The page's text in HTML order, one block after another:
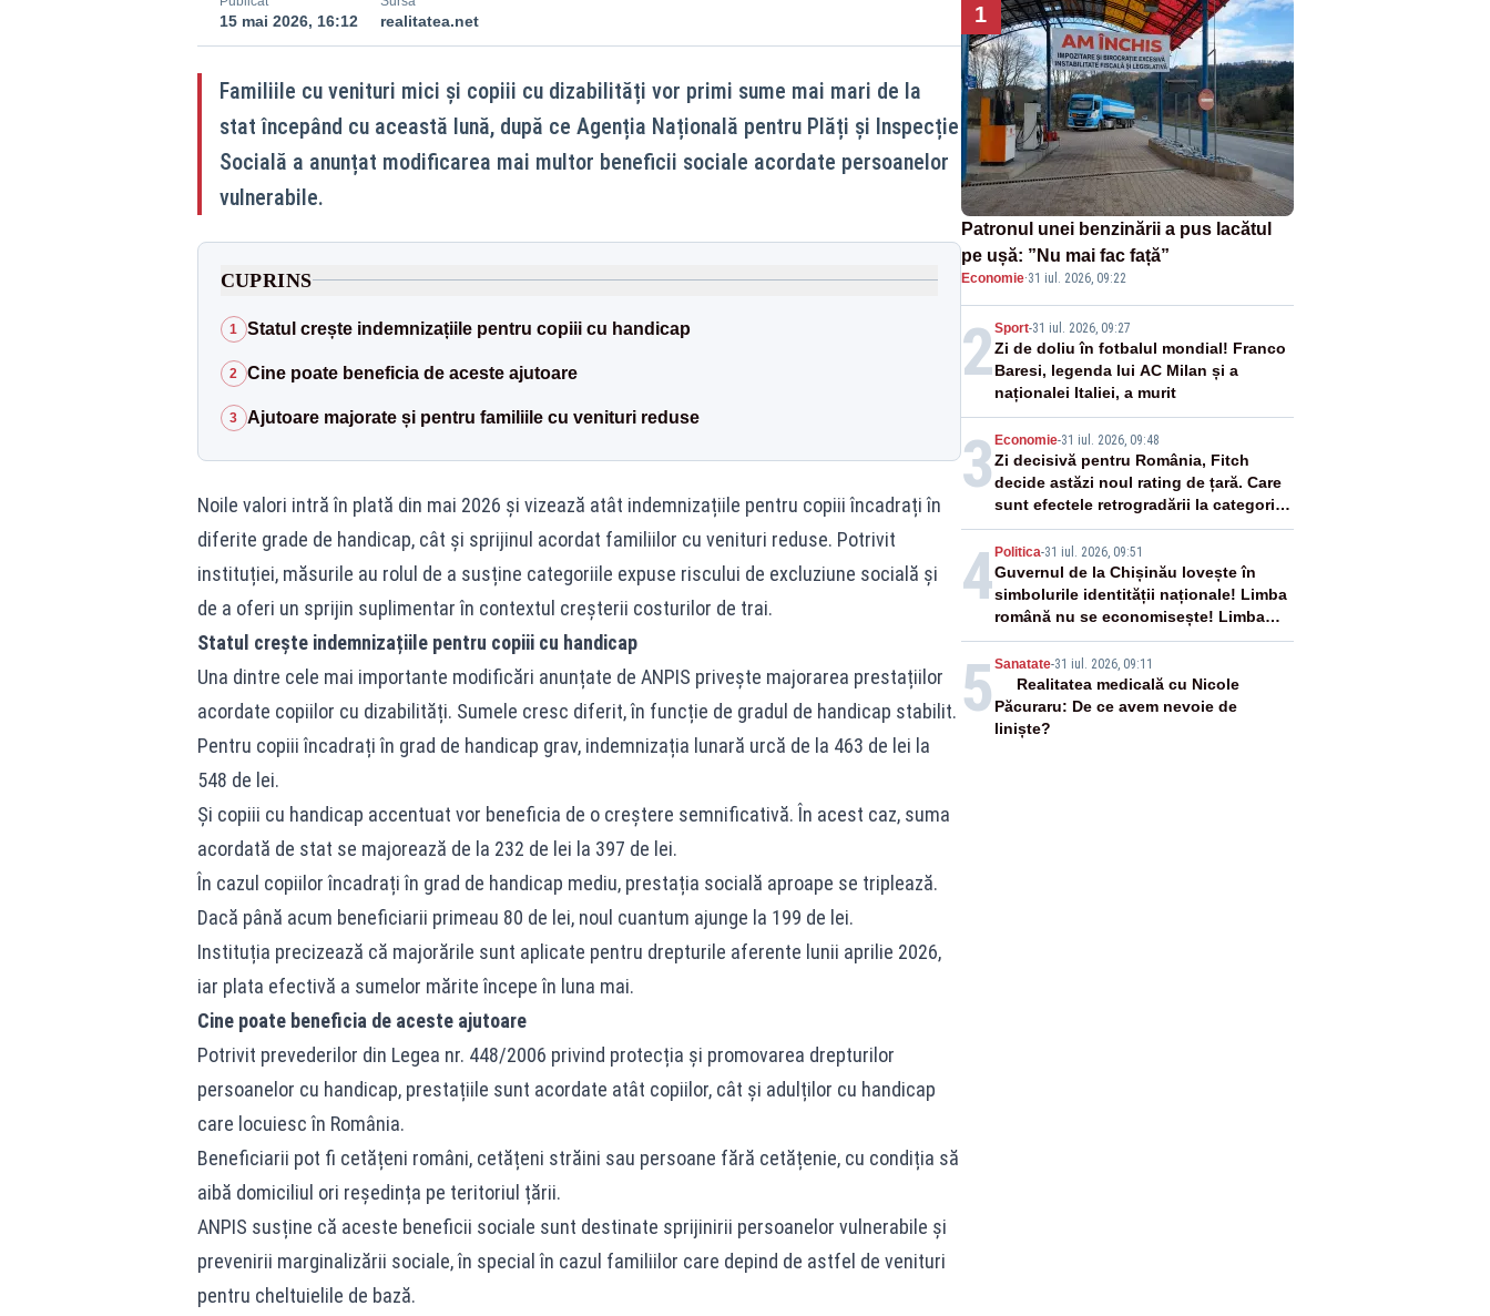
15 mai 2026, 16:12 realitatea.net
Familiile cu venituri mici și copiii cu dizabilități vor primi sume mai mari de la
stat începând cu această lună, după ce Agenția Națională pentru Plăți și Inspecție
Socială a anunțat modificarea mai multor beneficii sociale acordate persoanelor
vulnerabile.
CUPRINS
1 Statul crește indemnizațiile pentru copiii cu handicap
2 Cine poate beneficia de aceste ajutoare
3 Ajutoare majorate și pentru familiile cu venituri reduse
Noile valori intră în plată din mai 2026 și vizează atât indemnizațiile pentru copiii încadrați în
diferite grade de handicap, cât și sprijinul acordat familiilor cu venituri reduse. Potrivit
instituției, măsurile au rolul de a susține categoriile expuse riscului de excluziune socială și
de a oferi un sprijin suplimentar în contextul creșterii costurilor de trai.
Statul crește indemnizațiile pentru copiii cu handicap
Una dintre cele mai importante modificări anunțate de ANPIS privește majorarea prestațiilor
acordate copiilor cu dizabilități. Sumele cresc diferit, în funcție de gradul de handicap stabilit.
Pentru copiii încadrați în grad de handicap grav, indemnizația lunară urcă de la 463 de lei la
548 de lei.
Și copiii cu handicap accentuat vor beneficia de o creștere semnificativă. În acest caz, suma
acordată de stat se majorează de la 232 de lei la 397 de lei.
În cazul copiilor încadrați în grad de handicap mediu, prestația socială aproape se triplează.
Dacă până acum beneficiarii primeau 80 de lei, noul cuantum ajunge la 199 de lei.
Instituția precizează că majorările sunt aplicate pentru drepturile aferente lunii aprilie 2026,
iar plata efectivă a sumelor mărite începe în luna mai.
Cine poate beneficia de aceste ajutoare
Potrivit prevederilor din Legea nr. 448/2006 privind protecția și promovarea drepturilor
persoanelor cu handicap, prestațiile sunt acordate atât copiilor, cât și adulților cu handicap
care locuiesc în România.
Beneficiarii pot fi cetățeni români, cetățeni străini sau persoane fără cetățenie, cu condiția să
aibă domiciliul ori reședința pe teritoriul țării.
ANPIS susține că aceste beneficii sociale sunt destinate sprijinirii persoanelor vulnerabile și
prevenirii marginalizării sociale, în special în cazul familiilor care depind de astfel de venituri
pentru cheltuielile de bază.
1
Patronul unei benzinării a pus lacătul
pe ușă: ”Nu mai fac față”
Economie·31 iul. 2026, 09:22
2Sport-31 iul. 2026, 09:27
Zi de doliu în fotbalul mondial! Franco
Baresi, legenda lui AC Milan și a
naționalei Italiei, a murit
3 Economie-31 iul. 2026, 09:48
Zi decisivă pentru România, Fitch
decide astăzi noul rating de țară. Care
sunt efectele retrogradării la categoria
„junk”
4 Politica-31 iul. 2026, 09:51
Guvernul de la Chișinău lovește în
simbolurile identității naționale! Limba
română nu se economisește! Limba
română se sărbătorește!
5 Sanatate-31 iul. 2026, 09:11
Realitatea medicală cu Nicole
Păcuraru: De ce avem nevoie de
liniște?